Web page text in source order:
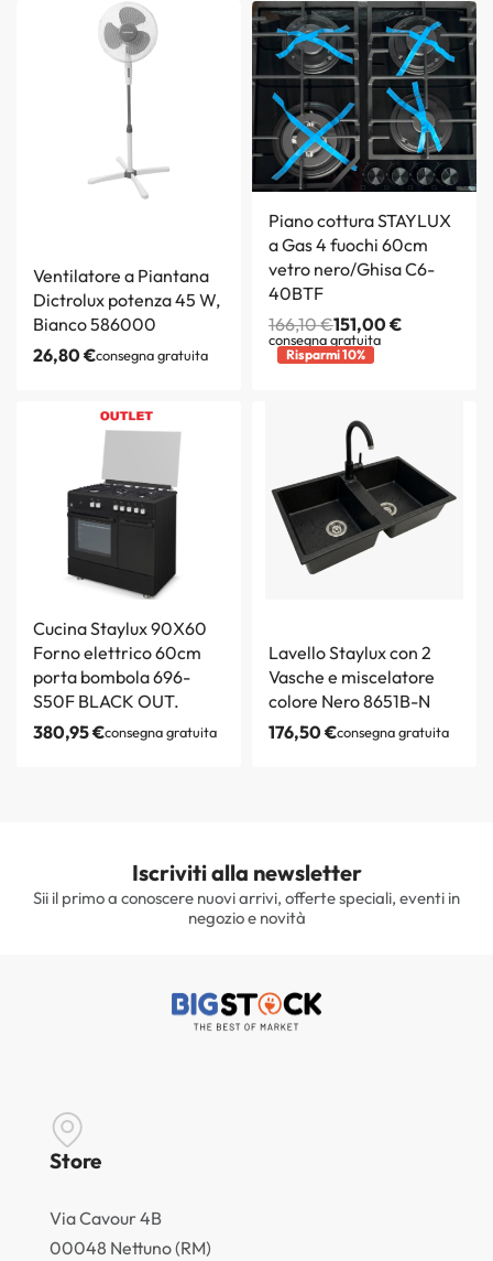
Ventilatore a Piantana
Dictrolux potenza 45 W,
Bianco 586000
26,80€consegna gratuita
Piano cottura STAYLUX
a Gas 4 fuochi 60cm
vetro nero/Ghisa C6-
40BTF
166,10€151,00€
consegna gratuita
Risparmi 10%
Cucina Staylux 90X60
Forno elettrico 60cm
porta bombola 696-
S50F BLACK OUT.
380,95€consegna gratuita
Lavello Staylux con 2
Vasche e miscelatore
colore Nero 8651B-N
176,50€consegna gratuita
Iscriviti alla newsletter
Sii il primo a conoscere nuovi arrivi, offerte speciali, eventi in
negozio e novità
Store
Via Cavour 4B
00048 Nettuno (RM)